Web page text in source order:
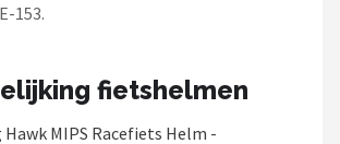
153.
fietshelmen
Hawk MIPS Racefiets Helm -